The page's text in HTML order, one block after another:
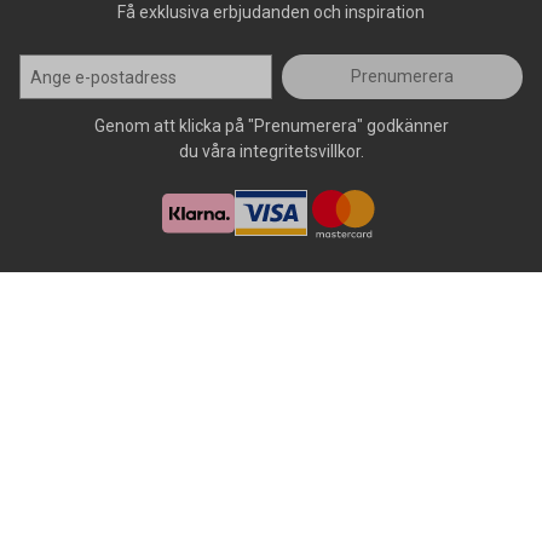
Få exklusiva erbjudanden och inspiration
Prenumerera
Genom att klicka på "Prenumerera" godkänner
du våra integritetsvillkor.